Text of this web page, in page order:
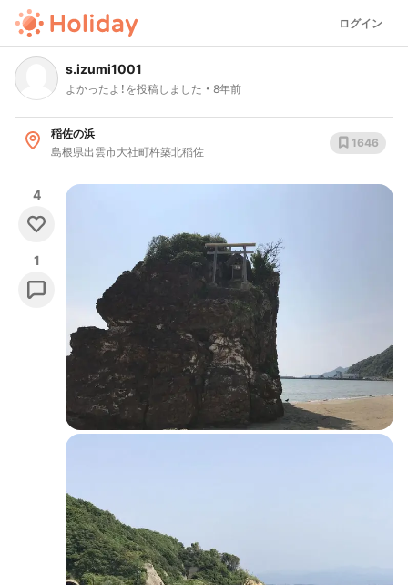
ログイン
s.izumi1001
よかったよ！を投稿しました 8年前
稲佐の浜
島根県出雲市大社町杵築北稲佐
1646
4
1